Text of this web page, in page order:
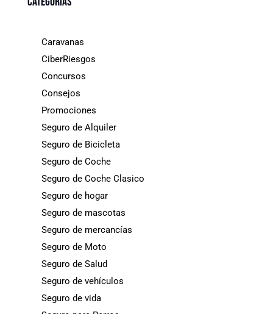
Caravanas
CiberRiesgos
Concursos
Consejos
Promociones
Seguro de Alquiler
Seguro de Bicicleta
Seguro de Coche
Seguro de Coche Clasico
Seguro de hogar
Seguro de mascotas
Seguro de mercancías
Seguro de Moto
Seguro de Salud
Seguro de vehículos
Seguro de vida